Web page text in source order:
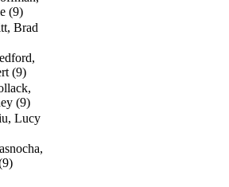
(9)
Brad
(9)
(9)
Lucy